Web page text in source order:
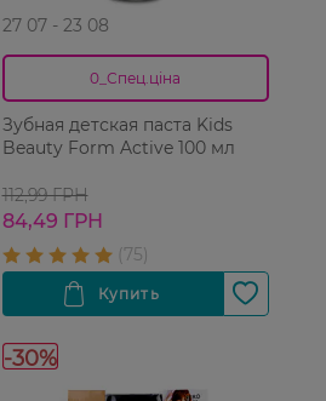
27 07 - 23 08
0_Спец.ціна
Зубная детская паста Kids
Beauty Form Active 100 мл
112,99 ГРН
84,49 ГРН
-30%